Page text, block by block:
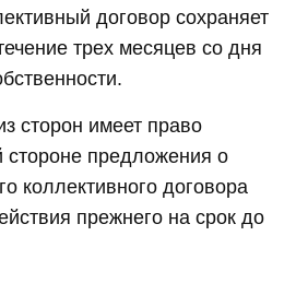
договор сохраняет
трех месяцев со дня
сторон имеет право
стороне предложения о
коллективного договора
прежнего на срок до